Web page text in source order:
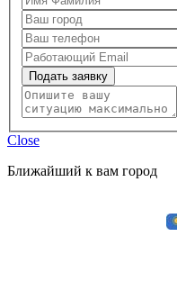
Подать заявку
Close
Ближайший к вам город